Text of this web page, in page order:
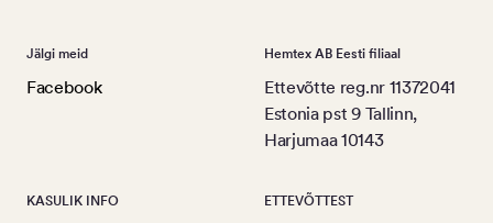
Jälgi meid
Facebook
Hemtex AB Eesti filiaal
Ettevõtte reg.nr 11372041
Estonia pst 9 Tallinn,
Harjumaa 10143
KASULIK INFO ETTEVÕTTEST